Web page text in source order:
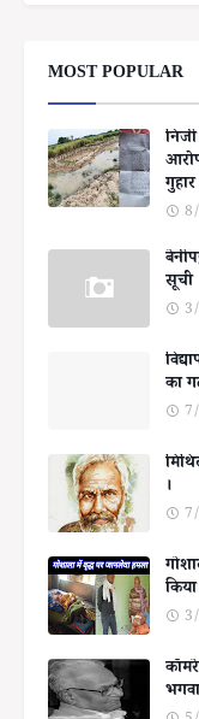
MOST POPULAR
गुहार
सूची
का
।